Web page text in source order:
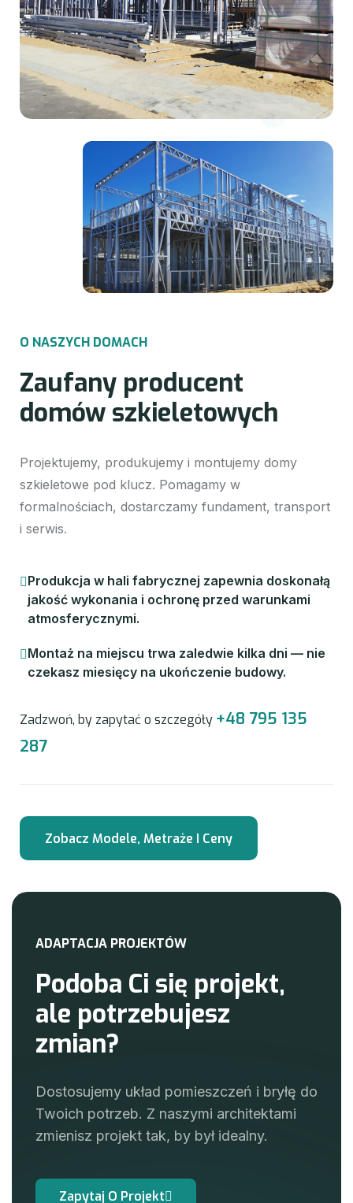
O NASZYCH DOMACH
Zaufany producent
domów szkieletowych
Projektujemy, produkujemy i montujemy domy
szkieletowe pod klucz. Pomagamy w
formalnościach, dostarczamy fundament, transport
i serwis.
Produkcja w hali fabrycznej zapewnia doskonałą
jakość wykonania i ochronę przed warunkami
atmosferycznymi.
Montaż na miejscu trwa zaledwie kilka dni — nie
czekasz miesięcy na ukończenie budowy.
Zadzwoń, by zapytać o szczegóły +48 795 135
287
ADAPTACJA PROJEKTÓW
Podoba Ci się projekt,
ale potrzebujesz
zmian?
Dostosujemy układ pomieszczeń i bryłę do
Twoich potrzeb. Z naszymi architektami
zmienisz projekt tak, by był idealny.